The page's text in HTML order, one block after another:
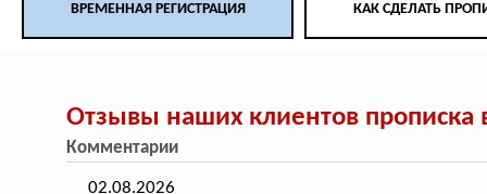
ВРЕМЕННАЯ РЕГИСТРАЦИЯ КАК СДЕЛАТЬ
Отзывы наших клиентов прописка
Комментарии
02.08.2026